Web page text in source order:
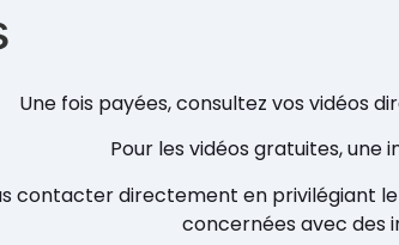
Une fois payées, consultez vos vidéos
Pour les vidéos gratuites,
contacter directement en privilégiant
concernées avec des